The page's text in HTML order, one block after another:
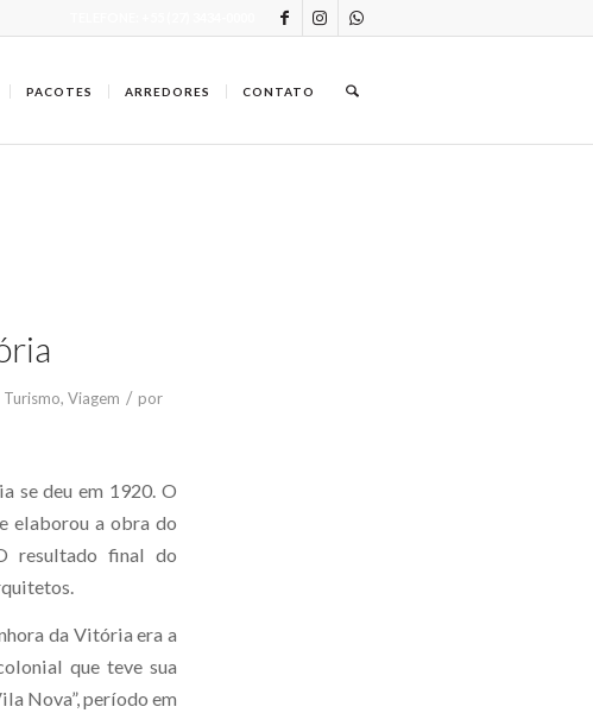
PACOTES ARREDORES CONTATO
Turismo, Viagem / por
se deu em 1920. O
elaborou a obra do
resultado final do
da Vitória era a
que teve sua
Nova”, período em